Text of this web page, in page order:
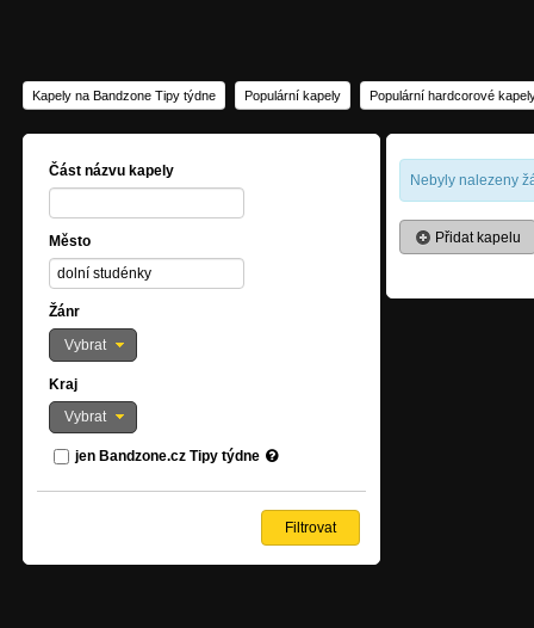
Kapely na Bandzone Tipy týdne Populární kapely Populární hardcorové
Část názvu kapely
Město
Žánr
Vybrat
Kraj
Vybrat
jen Bandzone.cz Tipy týdne
Nebyly nalezeny
Přidat kapelu